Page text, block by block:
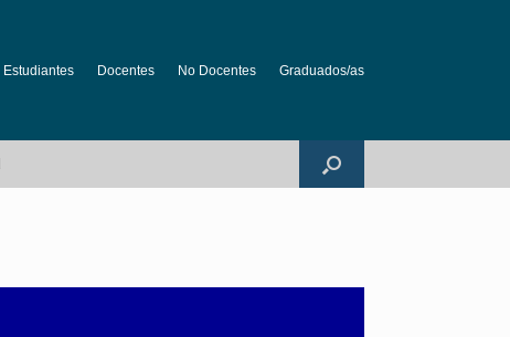
Estudiantes Docentes No Docentes Graduados/as